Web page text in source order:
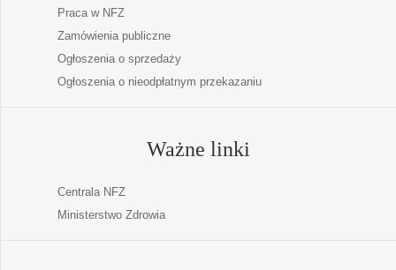
Praca w NFZ
Zamówienia publiczne
Ogłoszenia o sprzedaży
Ogłoszenia o nieodpłatnym przekazaniu
Ważne linki
Centrala NFZ
Ministerstwo Zdrowia